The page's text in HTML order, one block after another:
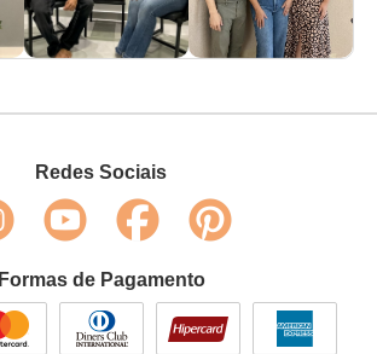
Redes Sociais
Formas de Pagamento